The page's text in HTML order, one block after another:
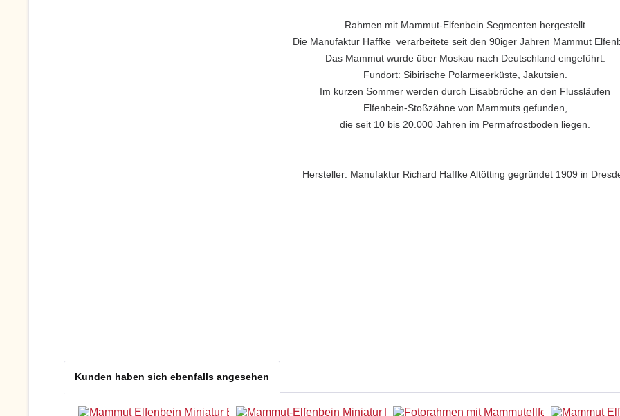
Rahmen mit Mammut-Elfenbein Segmenten hergestellt
Die Manufaktur Haffke verarbeitete seit den 90iger Jahren Mammut
Das Mammut wurde über Moskau nach Deutschland eingeführt.
Fundort: Sibirische Polarmeerküste, Jakutsien.
Im kurzen Sommer werden durch Eisabbrüche an den Flussläufen
Elfenbein-Stoßzähne von Mammuts gefunden,
die seit 10 bis 20.000 Jahren im Permafrostboden liegen.
Hersteller: Manufaktur Richard Haffke Altötting gegründet 1909 in
Kunden haben sich ebenfalls angesehen